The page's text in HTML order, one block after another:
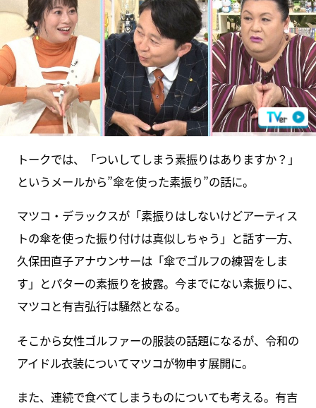
トークでは、「ついしてしまう素振りはありますか？」
というメールから”傘を使った素振り”の話に。
マツコ・デラックスが「素振りはしないけどアーティス
トの傘を使った振り付けは真似しちゃう」と話す一方、
久保田直子アナウンサーは「傘でゴルフの練習をしま
す」とパターの素振りを披露。今までにない素振りに、
マツコと有吉弘行は騒然となる。
そこから女性ゴルファーの服装の話題になるが、令和の
アイドル衣装についてマツコが物申す展開に。
また、連続で食べてしまうものについても考える。有吉